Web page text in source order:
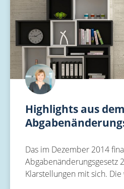
Highlights aus
Das im Dezember 2014
Abgabenänderungsgesetz
Klarstellungen mit sich.